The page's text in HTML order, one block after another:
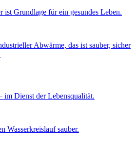
ist Grundlage für ein gesundes Leben.
Abwärme, das ist sauber, sicher
im Dienst der Lebensqualität.
Wasserkreislauf sauber.